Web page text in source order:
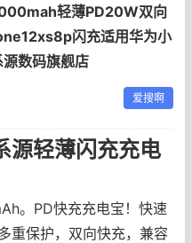
轻薄PD20W双向
闪充适用华为小
数码旗舰店
爱搜啊
源轻薄闪充充电
。PD快充充电宝！快速
重保护，双向快充，兼容